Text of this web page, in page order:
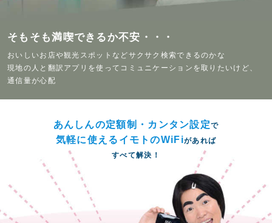
そもそも満喫できるか不安・・・
おいしいお店や観光スポットなどサクサク検索できるのかな
現地の人と翻訳アプリを使ってコミュニケーションを取りたいけど、
通信量が心配
あんしんの定額制・カンタン設定で
気軽に使えるイモトのWiFiがあれば
すべて解決！